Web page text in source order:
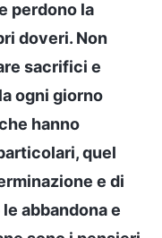
perdono la
doveri. Non
sacrifici e
ogni giorno
hanno
quel
e di
abbandona e